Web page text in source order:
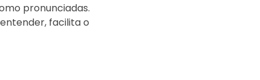
pronunciadas.
facilita o